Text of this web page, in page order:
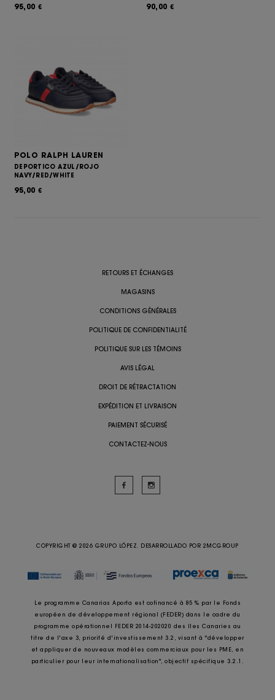
95,00 € 90,00 €
POLO RALPH LAUREN
DEPORTICO AZUL/ROJO
NAVY/RED/WHITE
95,00 €
RETOURS ET ÉCHANGES
MAGASINS
CONDITIONS GÉNÉRALES
POLITIQUE DE CONFIDENTIALITÉ
POLITIQUE SUR LES TÉMOINS
AVIS LÉGAL
DROIT DE RÉTRACTATION
EXPÉDITION ET LIVRAISON
PAIEMENT SÉCURISÉ
CONTACTEZ-NOUS
COPYRIGHT @ 2026 GRUPO LÓPEZ. DESARROLLADO POR 2MCGROUP
Le programme Canarias Aporta est cofinancé à 85 % par le Fonds
européen de développement régional (FEDER) dans le cadre du
programme opérationnel FEDER 2014-202020 des îles Canaries au
titre de l'axe 3, priorité d'investissement 3.2, visant à "développer
et appliquer de nouveaux modèles commerciaux pour les PME, en
particulier pour leur internationalisation", objectif spécifique 3.2.1.